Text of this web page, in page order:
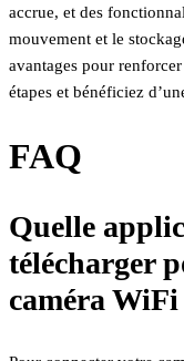
accrue, et des
mouvement et le
avantages pour
étapes et bénéficiez
FAQ
Quelle
télécharger
caméra